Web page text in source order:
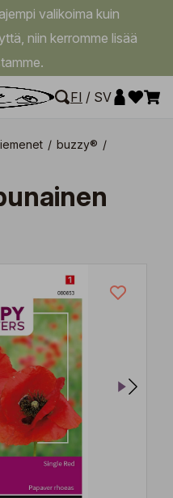
valikoima kuin
niin kerromme lisää
FI / SV
/ buzzy® /